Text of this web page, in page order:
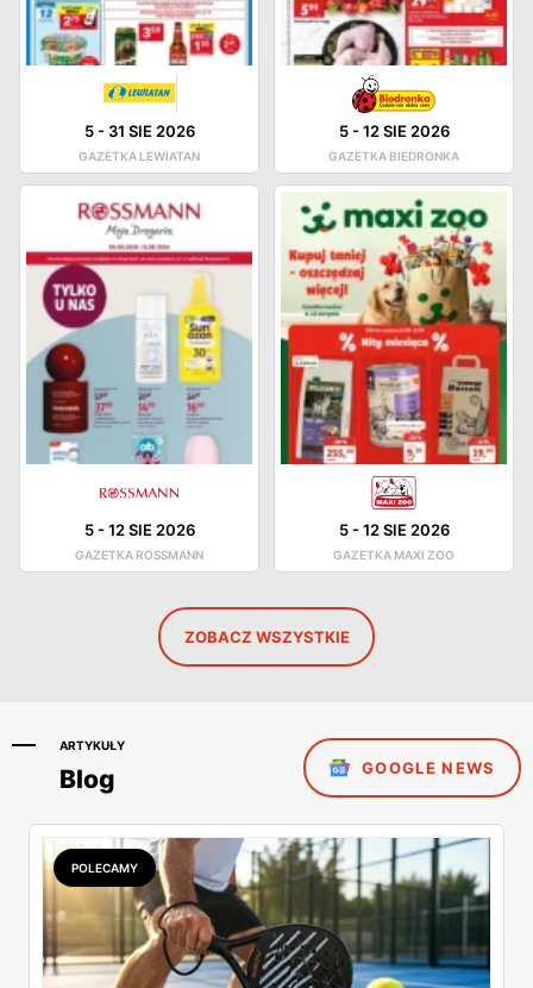
5- 31 SIE 2026
GAZETKA LEWIATAN
5-12 SIE 2026
GAZETKA BIEDRONKA
5-12 SIE 2026
GAZETKA ROSSMANN
5-12 SIE 2026
GAZETKA MAXI ZOO
ZOBACZ WSZYSTKIE
ARTYKUŁY
Blog GOOGLE NEWS
POLECAMY